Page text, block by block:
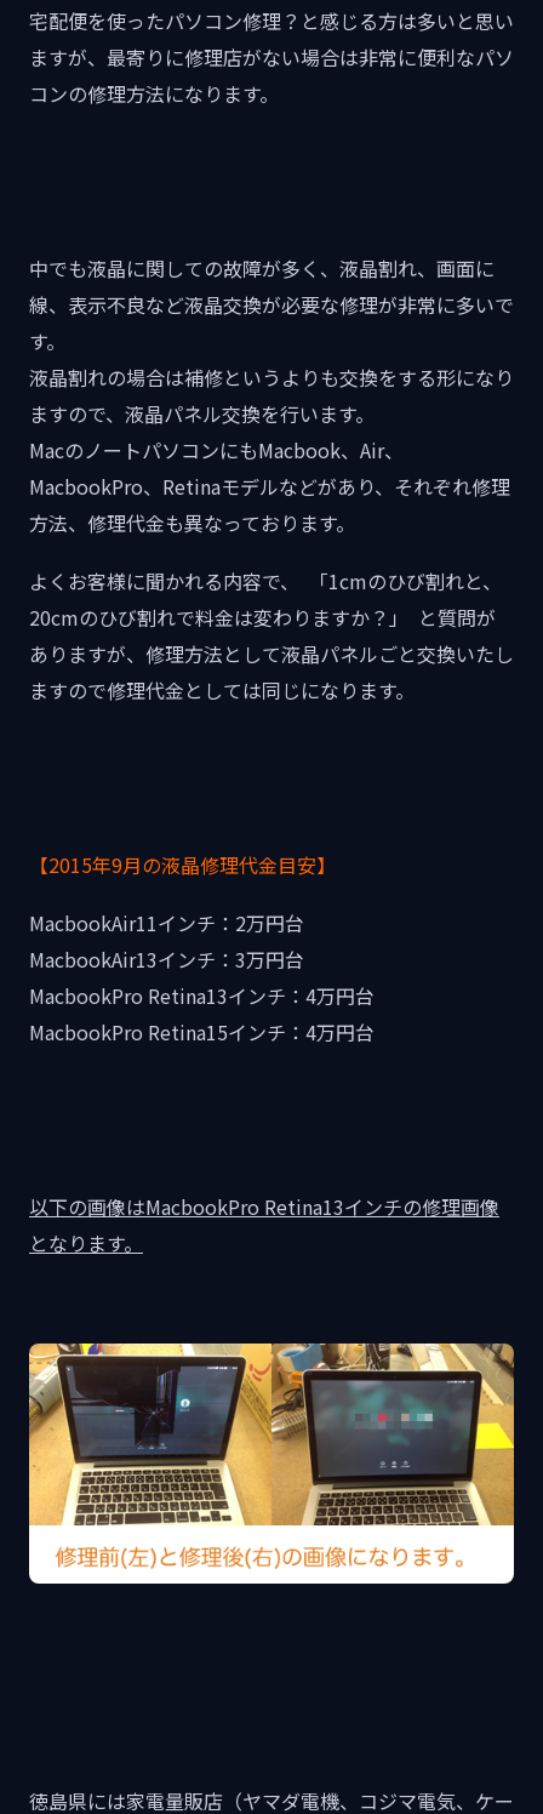
宅配便を使ったパソコン修理？と感じる方は多いと思い
ますが、最寄りに修理店がない場合は非常に便利なパソ
コンの修理方法になります。
中でも液晶に関しての故障が多く、液晶割れ、画面に
線、表示不良など液晶交換が必要な修理が非常に多いで
す。
液晶割れの場合は補修というよりも交換をする形になり
ますので、液晶パネル交換を行います。
MacのノートパソコンにもMacbook、Air、
MacbookPro、Retinaモデルなどがあり、それぞれ修理
方法、修理代金も異なっております。
よくお客様に聞かれる内容で、 「1cmのひび割れと、
20cmのひび割れで料金は変わりますか？」 と質問が
ありますが、修理方法として液晶パネルごと交換いたし
ますので修理代金としては同じになります。
【2015年9月の液晶修理代金目安】
MacbookAir11インチ：2万円台
MacbookAir13インチ：3万円台
MacbookPro Retina13インチ：4万円台
MacbookPro Retina15インチ：4万円台
以下の画像はMacbookPro Retina13インチの修理画像
となります。
徳島県には家電量販店（ヤマダ電機、コジマ電気、ケー